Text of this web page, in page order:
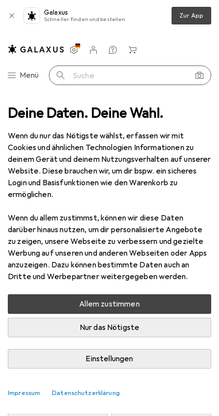
Deine Daten. Deine Wahl.
Wenn du nur das Nötigste wählst, erfassen wir mit
Cookies und ähnlichen Technologien Informationen zu
deinem Gerät und deinem Nutzungsverhalten auf unserer
Website. Diese brauchen wir, um dir bspw. ein sicheres
Login und Basisfunktionen wie den Warenkorb zu
ermöglichen.
Wenn du allem zustimmst, können wir diese Daten
darüber hinaus nutzen, um dir personalisierte Angebote
zu zeigen, unsere Webseite zu verbessern und gezielte
Werbung auf unseren und anderen Webseiten oder Apps
anzuzeigen. Dazu können bestimmte Daten auch an
Dritte und Werbepartner weitergegeben werden.
Allem zustimmen
Nur das Nötigste
Einstellungen
Impressum Datenschutzerklärung
Galaxus
Schneller finden und bestellen Zur App
Navigation nach Kategorien
Menü Suche
Einstellungen
Kundenkonto
Vergleichslisten
Merklisten
Warenkorb
Deckenbeleuchtung Deckenleuchte
7 Bilder
EGLO Melzo
Preis in EUR inkl. MwSt.
EUR
44,04
Produktdatenblatt
Bewertungen
Zwischen Mi, 19.8. und Fr, 21.8. geliefert
Mehr als 10 Stück an Lager beim Lieferanten
Lieferort angeben für genaue Lieferzeit
In den Warenkorb